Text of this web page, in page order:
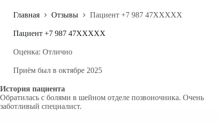
у
и
Главная Отзывы Пациент +7 987 47XXXXX
Пациент +7 987 47XXXXX
Оценка: Отлично
Приём был в октябре 2025
История пациента
Обратилась с болями в шейном отделе позвоночника. Очень
заботливый специалист.